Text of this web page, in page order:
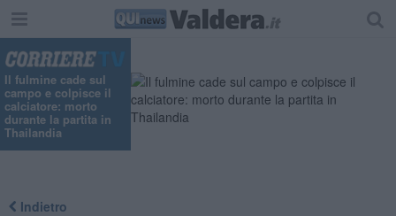
Il fulmine cade sul
campo e colpisce il
calciatore: morto
durante la partita in
Thailandia
Indietro